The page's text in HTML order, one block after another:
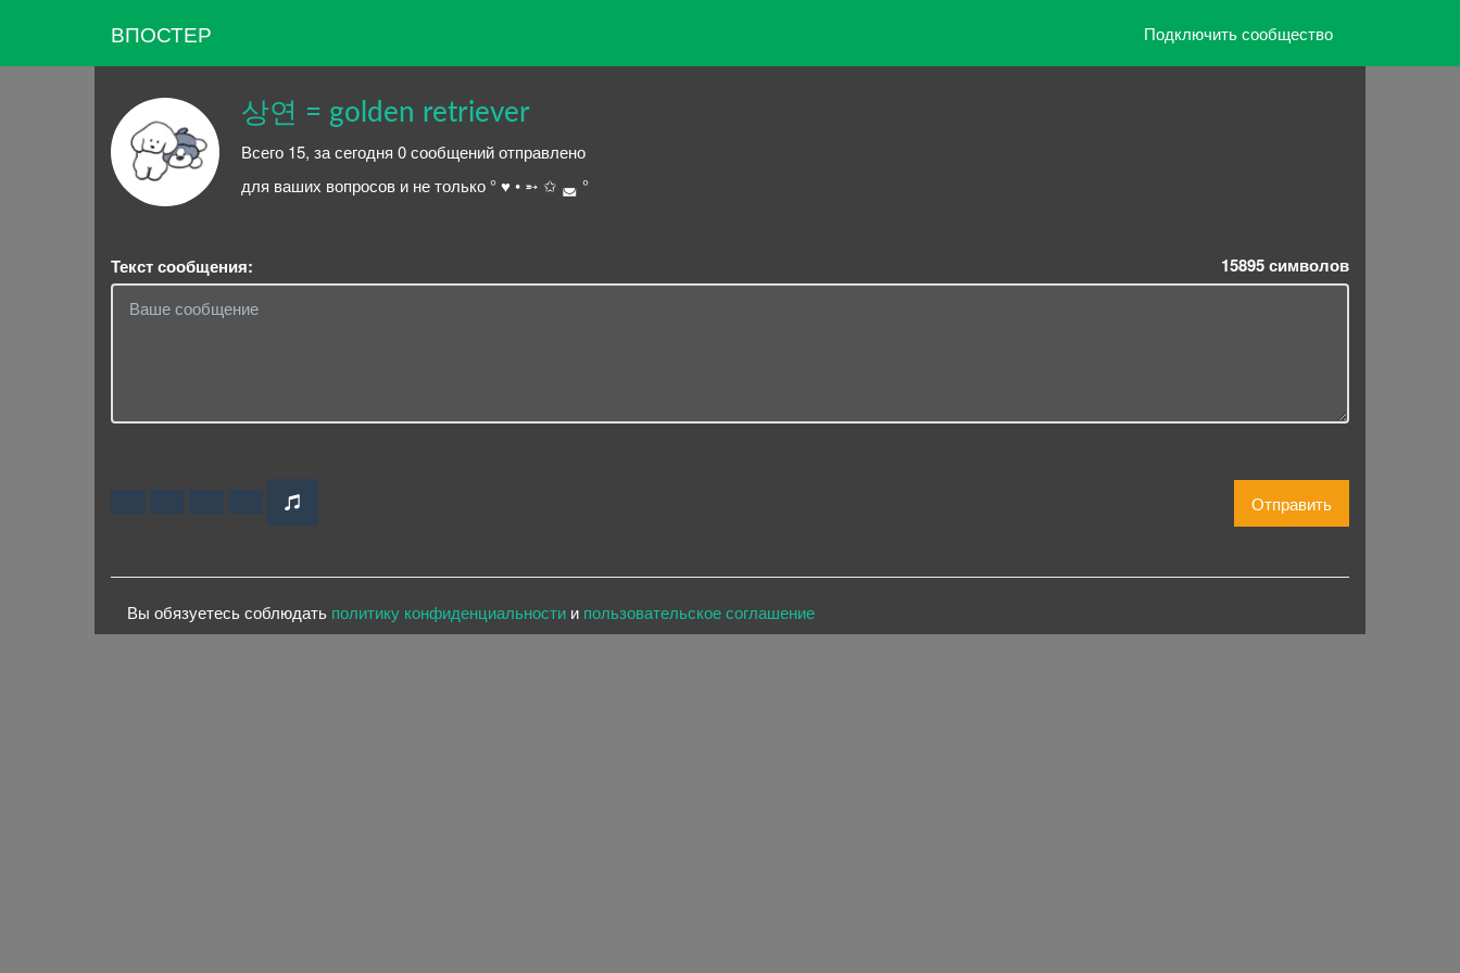
ВПОСТЕР Подключить сообщество
상연 = golden retriever
Всего 15, за сегодня 0 сообщений отправлено
для ваших вопросов и не только ° ♥ • ➵ ✩ ◛ °
Текст сообщения: 15895символов
Отправить
Вы обязуетесь соблюдать политику конфиденциальности и пользовательское соглашение